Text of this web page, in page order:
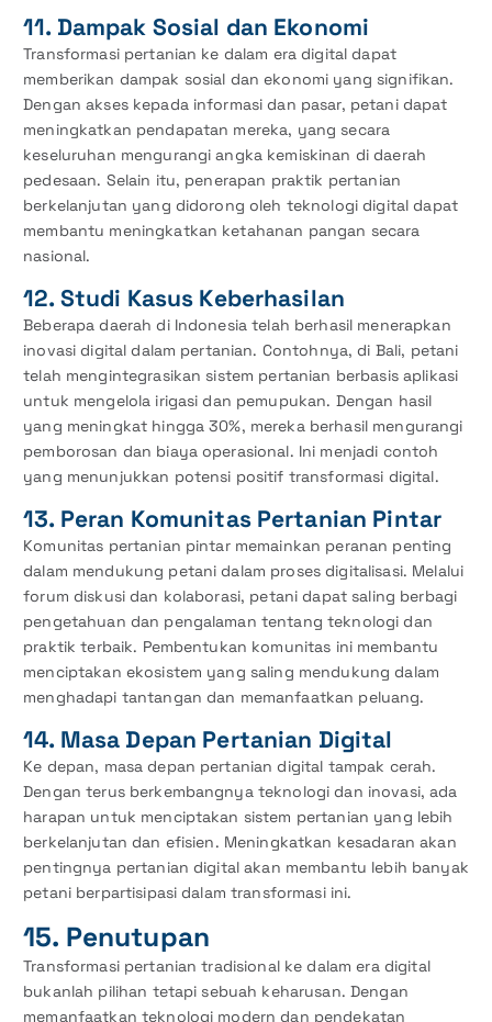
11. Dampak Sosial dan Ekonomi
Transformasi pertanian ke dalam era digital dapat
memberikan dampak sosial dan ekonomi yang signifikan.
Dengan akses kepada informasi dan pasar, petani dapat
meningkatkan pendapatan mereka, yang secara
keseluruhan mengurangi angka kemiskinan di daerah
pedesaan. Selain itu, penerapan praktik pertanian
berkelanjutan yang didorong oleh teknologi digital dapat
membantu meningkatkan ketahanan pangan secara
nasional.
12. Studi Kasus Keberhasilan
Beberapa daerah di Indonesia telah berhasil menerapkan
inovasi digital dalam pertanian. Contohnya, di Bali, petani
telah mengintegrasikan sistem pertanian berbasis aplikasi
untuk mengelola irigasi dan pemupukan. Dengan hasil
yang meningkat hingga 30%, mereka berhasil mengurangi
pemborosan dan biaya operasional. Ini menjadi contoh
yang menunjukkan potensi positif transformasi digital.
13. Peran Komunitas Pertanian Pintar
Komunitas pertanian pintar memainkan peranan penting
dalam mendukung petani dalam proses digitalisasi. Melalui
forum diskusi dan kolaborasi, petani dapat saling berbagi
pengetahuan dan pengalaman tentang teknologi dan
praktik terbaik. Pembentukan komunitas ini membantu
menciptakan ekosistem yang saling mendukung dalam
menghadapi tantangan dan memanfaatkan peluang.
14. Masa Depan Pertanian Digital
Ke depan, masa depan pertanian digital tampak cerah.
Dengan terus berkembangnya teknologi dan inovasi, ada
harapan untuk menciptakan sistem pertanian yang lebih
berkelanjutan dan efisien. Meningkatkan kesadaran akan
pentingnya pertanian digital akan membantu lebih banyak
petani berpartisipasi dalam transformasi ini.
15. Penutupan
Transformasi pertanian tradisional ke dalam era digital
bukanlah pilihan tetapi sebuah keharusan. Dengan
memanfaatkan teknologi modern dan pendekatan